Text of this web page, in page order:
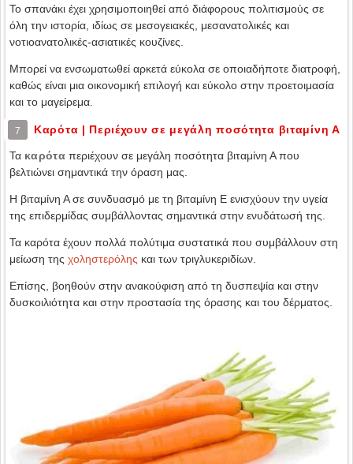
Το σπανάκι έχει χρησιμοποιηθεί από διάφορους πολιτισμούς σε
όλη την ιστορία, ιδίως σε μεσογειακές, μεσανατολικές και
νοτιοανατολικές-ασιατικές κουζίνες.
Μπορεί να ενσωματωθεί αρκετά εύκολα σε οποιαδήποτε διατροφή,
καθώς είναι μια οικονομική επιλογή και εύκολο στην προετοιμασία
και το μαγείρεμα.
7 Καρότα | Περιέχουν σε μεγάλη ποσότητα βιταμίνη Α
Τα καρόταπεριέχουν σε μεγάλη ποσότητα βιταμίνη Α που
βελτιώνει σημαντικά την όραση μας.
Η βιταμίνη Α σε συνδυασμό με τη βιταμίνη Ε ενισχύουν την υγεία
της επιδερμίδας συμβάλλοντας σημαντικά στην ενυδάτωσή της.
Τα καρότα έχουν πολλά πολύτιμα συστατικά που συμβάλλουν στη
μείωση της χοληστερόλης και των τριγλυκεριδίων.
Επίσης, βοηθούν στην ανακούφιση από τη δυσπεψία και στην
δυσκοιλιότητα και στην προστασία της όρασης και του δέρματος.